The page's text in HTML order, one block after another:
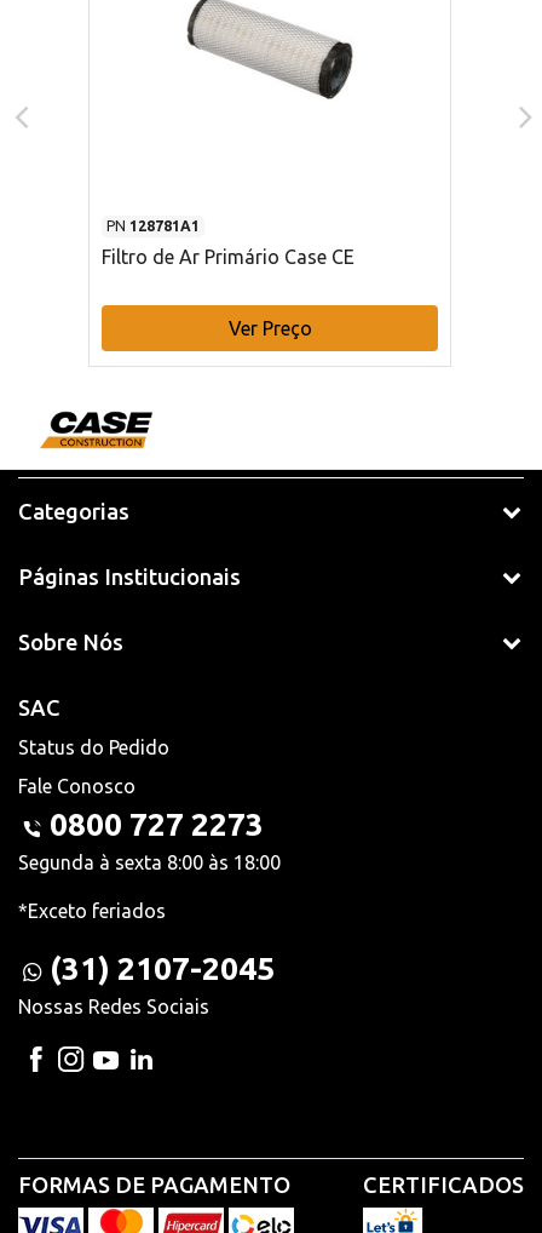
PN 128781A1
Filtro de Ar Primário Case CE
Ver Preço
Categorias
Páginas Institucionais
Sobre Nós
SAC
Status do Pedido
Fale Conosco
0800 727 2273
Segunda à sexta 8:00 às 18:00
*Exceto feriados
(31) 2107-2045
Nossas Redes Sociais
FORMAS DE PAGAMENTO CERTIFICADOS